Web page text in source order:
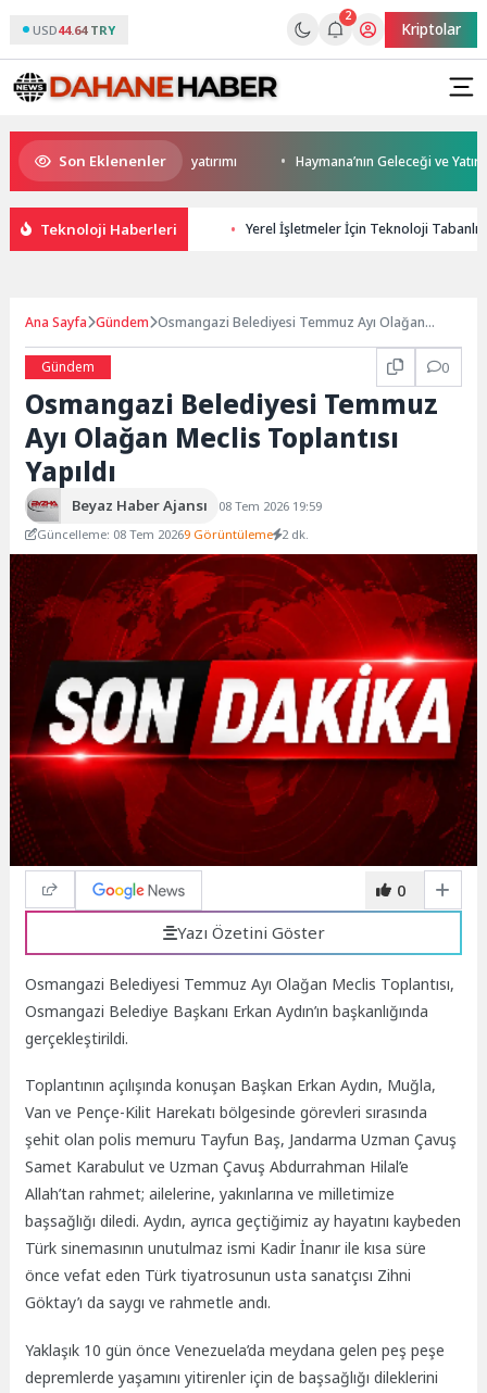
USD44.64 TRY
2
Kriptolar
Son Eklenenler
modern ulaşım yatırımı Haymana’nın Geleceği ve Yatırım
Teknoloji Haberleri Yerel İşletmeler İçin Teknoloji Tabanlı
Ana Sayfa Gündem Osmangazi Belediyesi Temmuz Ayı Olağan
Gündem
0
Osmangazi Belediyesi Temmuz
Ayı Olağan Meclis Toplantısı
Yapıldı
Beyaz Haber Ajansı
08 Tem 2026 19:59
Güncelleme: 08 Tem 20269 Görüntüleme 2 dk.
0
Yazı Özetini Göster
Osmangazi Belediyesi Temmuz Ayı Olağan Meclis Toplantısı,
Osmangazi Belediye Başkanı Erkan Aydın’ın başkanlığında
gerçekleştirildi.
Toplantının açılışında konuşan Başkan Erkan Aydın, Muğla,
Van ve Pençe-Kilit Harekatı bölgesinde görevleri sırasında
şehit olan polis memuru Tayfun Baş, Jandarma Uzman Çavuş
Samet Karabulut ve Uzman Çavuş Abdurrahman Hilal’e
Allah’tan rahmet; ailelerine, yakınlarına ve milletimize
başsağlığı diledi. Aydın, ayrıca geçtiğimiz ay hayatını kaybeden
Türk sinemasının unutulmaz ismi Kadir İnanır ile kısa süre
önce vefat eden Türk tiyatrosunun usta sanatçısı Zihni
Göktay’ı da saygı ve rahmetle andı.
Yaklaşık 10 gün önce Venezuela’da meydana gelen peş peşe
depremlerde yaşamını yitirenler için de başsağlığı dileklerini